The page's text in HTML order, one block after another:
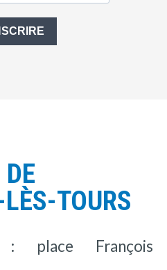
TOURS
: place François